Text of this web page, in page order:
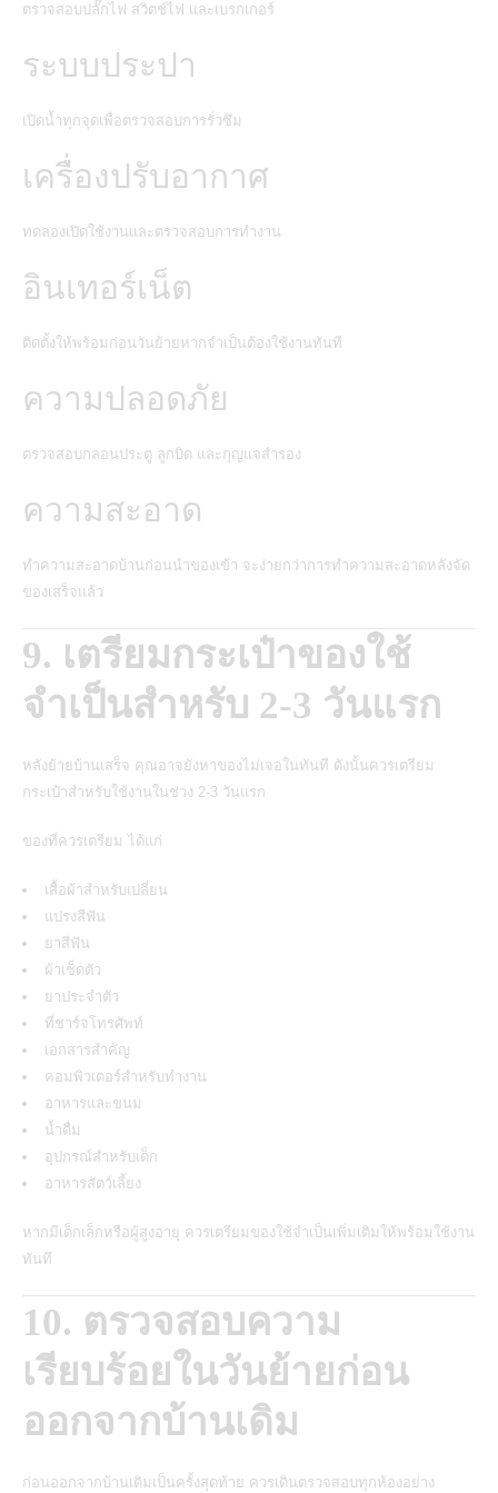
ตรวจสอบปลั๊กไฟ สวิตช์ไฟ และเบรกเกอร์
ระบบประปา
เปิดน้ำทุกจุดเพื่อตรวจสอบการรั่วซึม
เครื่องปรับอากาศ
ทดลองเปิดใช้งานและตรวจสอบการทำงาน
อินเทอร์เน็ต
ติดตั้งให้พร้อมก่อนวันย้ายหากจำเป็นต้องใช้งานทันที
ความปลอดภัย
ตรวจสอบกลอนประตู ลูกบิด และกุญแจสำรอง
ความสะอาด
ทำความสะอาดบ้านก่อนนำของเข้า จะง่ายกว่าการทำความสะอาดหลังจัด
ของเสร็จแล้ว
9. เตรียมกระเป๋าของใช้
จำเป็นสำหรับ 2-3 วันแรก
หลังย้ายบ้านเสร็จ คุณอาจยังหาของไม่เจอในทันที ดังนั้นควรเตรียม
กระเป๋าสำหรับใช้งานในช่วง 2-3 วันแรก
ของที่ควรเตรียม ได้แก่
เสื้อผ้าสำหรับเปลี่ยน
แปรงสีฟัน
ยาสีฟัน
ผ้าเช็ดตัว
ยาประจำตัว
ที่ชาร์จโทรศัพท์
เอกสารสำคัญ
คอมพิวเตอร์สำหรับทำงาน
อาหารและขนม
น้ำดื่ม
อุปกรณ์สำหรับเด็ก
อาหารสัตว์เลี้ยง
หากมีเด็กเล็กหรือผู้สูงอายุ ควรเตรียมของใช้จำเป็นเพิ่มเติมให้พร้อมใช้งาน
ทันที
10. ตรวจสอบความ
เรียบร้อยในวันย้ายก่อน
ออกจากบ้านเดิม
ก่อนออกจากบ้านเดิมเป็นครั้งสุดท้าย ควรเดินตรวจสอบทุกห้องอย่าง